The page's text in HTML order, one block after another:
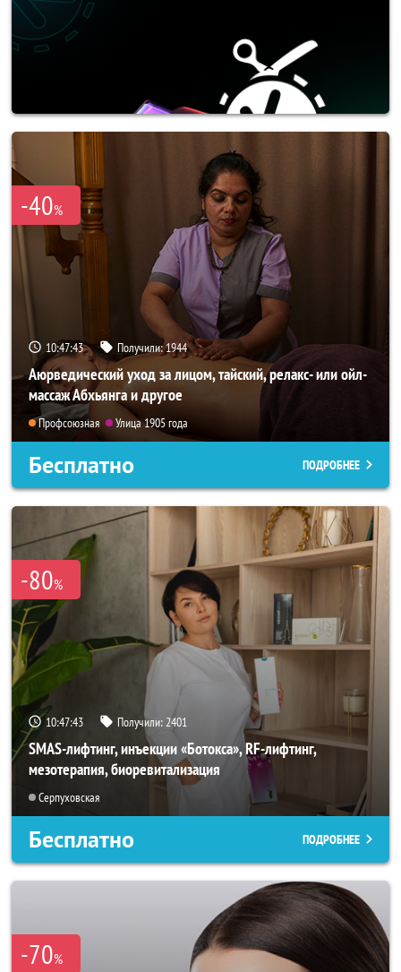
-40%
10:47:40 Получили:1944
Аюрведический уход за лицом, тайский, релакс- или ойл-
массаж Абхьянга и другое
Профсоюзная Улица 1905 года
Бесплатно ПОДРОБНЕЕ
-80%
10:47:40 Получили: 2401
SMAS-лифтинг, инъекции «Ботокса», RF-лифтинг,
мезотерапия, биоревитализация
Серпуховская
Бесплатно ПОДРОБНЕЕ
-70%